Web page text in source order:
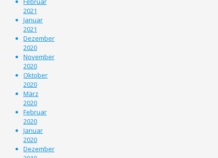
2021
Januar
2021
Dezember
2020
November
2020
Oktober
2020
März
2020
Februar
2020
Januar
2020
Dezember